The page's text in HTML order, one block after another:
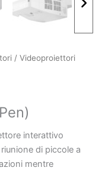
/ Videoproiettori
interattivo
di piccole a
mentre